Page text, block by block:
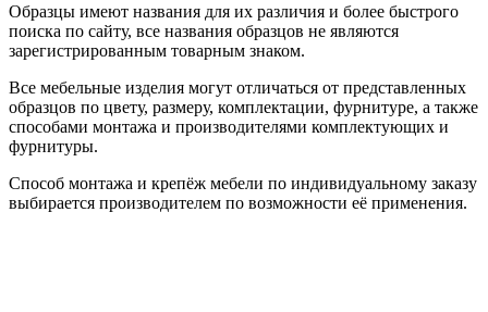
Образцы имеют названия для их различия и более быстрого
поиска по сайту, все названия образцов не являются
зарегистрированным товарным знаком.
Все мебельные изделия могут отличаться от представленных
образцов по цвету, размеру, комплектации, фурнитуре, а также
способами монтажа и производителями комплектующих и
фурнитуры.
Способ монтажа и крепёж мебели по индивидуальному заказу
выбирается производителем по возможности её применения.